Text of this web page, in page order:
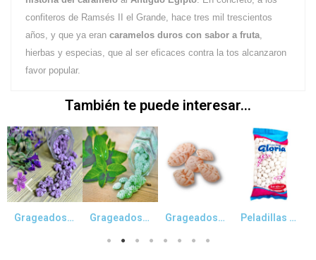
confiteros de Ramsés II el Grande, hace tres mil trescientos
años, y que ya eran caramelos duros con sabor a fruta,
hierbas y especias, que al ser eficaces contra la tos alcanzaron
favor popular.
También te puede interesar...
Vista rápidaGrageados de Violetas Vista rápidaGrageados Hierbabuena Vista rápidaGrageados de Miel y Limón Vista rápidaPeladillas Blancas Sin Almendra